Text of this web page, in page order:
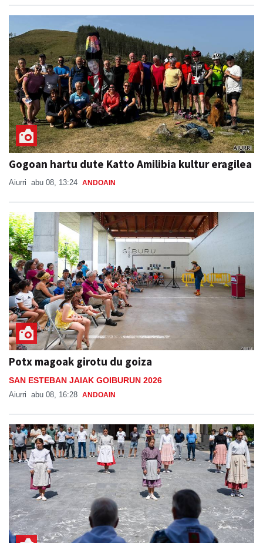
Gogoan hartu dute Katto Amilibia kultur eragilea
Aiurri abu 08, 13:24 ANDOAIN
Potx magoak girotu du goiza
SAN ESTEBAN JAIAK GOIBURUN 2026
Aiurri abu 08, 16:28 ANDOAIN